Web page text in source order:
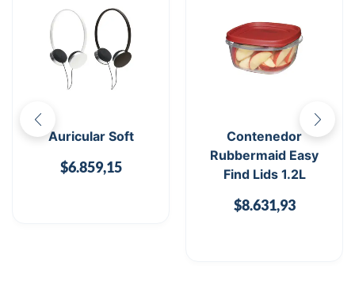
Auricular Soft
$6.859,15
Contenedor
Rubbermaid Easy
Find Lids 1.2L
$8.631,93